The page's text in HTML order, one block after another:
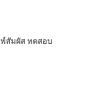
พ์สัมผัส ทดสอบ